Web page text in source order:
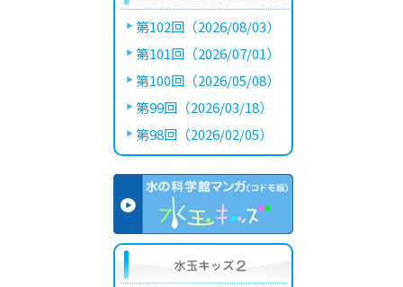
第102回（2026/08/03）
第101回（2026/07/01）
第100回（2026/05/08）
第99回（2026/03/18）
第98回（2026/02/05）